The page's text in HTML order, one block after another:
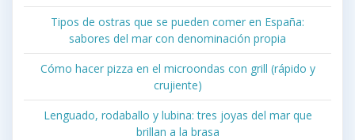
Tipos de ostras que se pueden comer en España:
sabores del mar con denominación propia
Cómo hacer pizza en el microondas con grill (rápido y
crujiente)
Lenguado, rodaballo y lubina: tres joyas del mar que
brillan a la brasa